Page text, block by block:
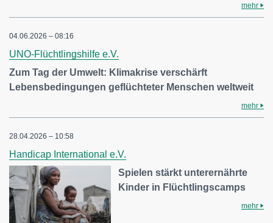
mehr
04.06.2026 – 08:16
UNO-Flüchtlingshilfe e.V.
Zum Tag der Umwelt: Klimakrise verschärft
Lebensbedingungen geflüchteter Menschen weltweit
mehr
28.04.2026 – 10:58
Handicap International e.V.
Spielen stärkt unterernährte
Kinder in Flüchtlingscamps
mehr